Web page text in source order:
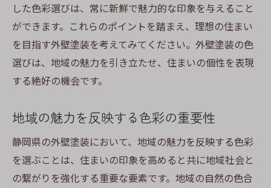
した色彩選びは、常に新鮮で魅力的な印象を与えること
ができます。これらのポイントを踏まえ、理想の住まい
を目指す外壁塗装を考えてみてください。外壁塗装の色
選びは、地域の魅力を引き立たせ、住まいの個性を表現
する絶好の機会です。
地域の魅力を反映する色彩の重要性
静岡県の外壁塗装において、地域の魅力を反映する色彩
を選ぶことは、住まいの印象を高めると共に地域社会と
の繋がりを強化する重要な要素です。地域の自然の色合